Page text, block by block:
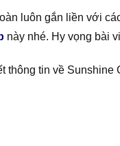
luôn gắn liền với
này nhé. Hy vọng bài
thông tin về Sunshine